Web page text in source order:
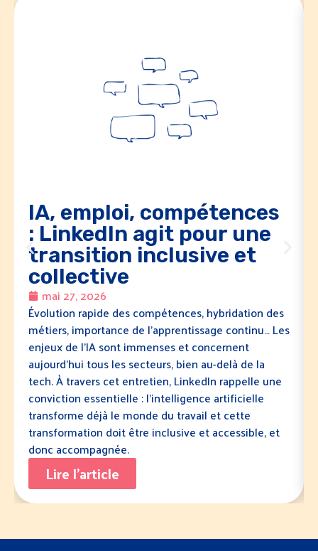
IA, emploi, compétences
: LinkedIn agit pour une
transition inclusive et
collective
mai 27, 2026
Évolution rapide des compétences, hybridation des
métiers, importance de l’apprentissage continu… Les
enjeux de l’IA sont immenses et concernent
aujourd’hui tous les secteurs, bien au-delà de la
tech. À travers cet entretien, LinkedIn rappelle une
conviction essentielle : l’intelligence artificielle
transforme déjà le monde du travail et cette
transformation doit être inclusive et accessible, et
donc accompagnée.
Lire l'article